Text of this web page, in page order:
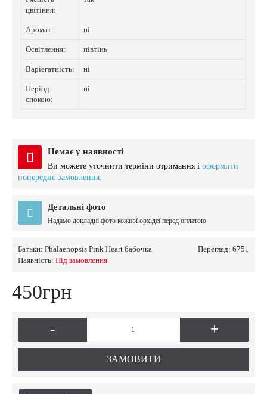
цвітіння:
Аромат: нi
Освітлення: півтінь
Варіегатнicть: нi
Період
спокою:
нi
Немає у наявності
Ви можете уточнити терміни отримання і оформити
попереднє замовлення.
Детальні фото
Надамо докладні фото кожної орхідеї перед оплатою
Перегляд: 6751
Батьки: Phalaenopsis Pink Heart бабочка
Наявність: Пiд замовлення
450грн
- +
ЗАМОВИТИ